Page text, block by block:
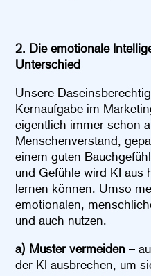
2. Die emotionale
Unterschied
Unsere
Kernaufgabe im
eigentlich immer schon
Menschenverstand,
einem guten
und Gefühle wird KI aus
lernen können. Umso
emotionalen,
und auch nutzen.
a) Muster vermeiden –
der KI ausbrechen, um